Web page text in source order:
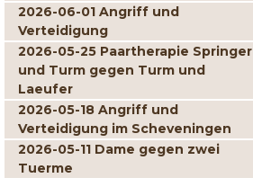
2026-06-01 Angriff und
Verteidigung
2026-05-25 Paartherapie Springer
und Turm gegen Turm und
Laeufer
2026-05-18 Angriff und
Verteidigung im Scheveningen
2026-05-11 Dame gegen zwei
Tuerme